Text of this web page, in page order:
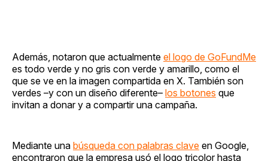
Además, notaron que actualmente el logo de GoFundMe
es todo verde y no gris con verde y amarillo, como el
que se ve en la imagen compartida en X. También son
verdes –y con un diseño diferente– los botones que
invitan a donar y a compartir una campaña.
Mediante una búsqueda con palabras clave en Google,
encontraron que la empresa usó el logo tricolor hasta